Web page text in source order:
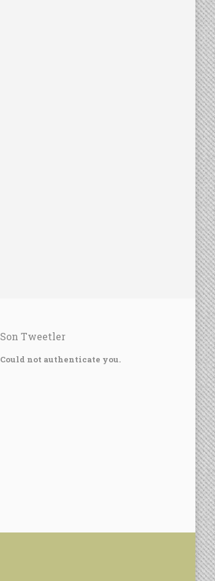
Son Tweetler
Could not authenticate you.